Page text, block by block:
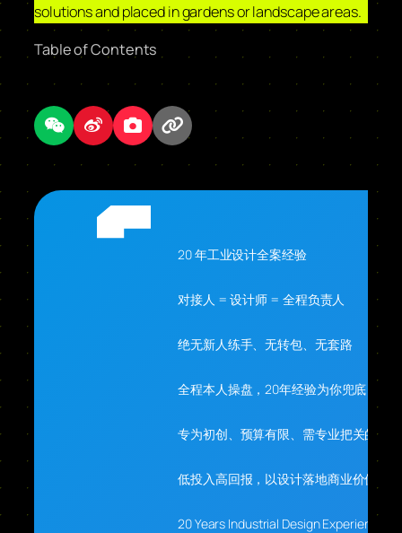
solutions and placed in gardens or landscape areas.
Table of Contents
20 年工业设计全案经验
对接人 = 设计师 = 全程负责人
绝无新人练手、无转包、无套路
全程本人操盘，20年经验为你兜底
专为初创、预算有限、需专业把关的你
低投入高回报，以设计落地商业价值
20 Years Industrial Design Experience